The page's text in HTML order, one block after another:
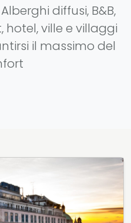
diffusi, B&B,
hotel, ville e villaggi
il massimo del